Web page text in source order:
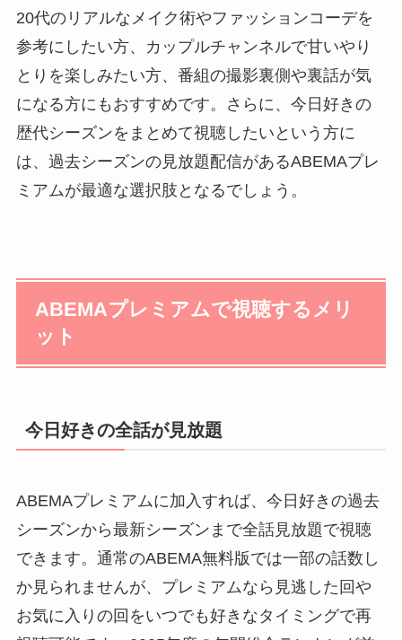
20代のリアルなメイク術やファッションコーデを
参考にしたい方、カップルチャンネルで甘いやり
とりを楽しみたい方、番組の撮影裏側や裏話が気
になる方にもおすすめです。さらに、今日好きの
歴代シーズンをまとめて視聴したいという方に
は、過去シーズンの見放題配信があるABEMAプレ
ミアムが最適な選択肢となるでしょう。
ABEMAプレミアムで視聴するメリ
ット
今日好きの全話が見放題
ABEMAプレミアムに加入すれば、今日好きの過去
シーズンから最新シーズンまで全話見放題で視聴
できます。通常のABEMA無料版では一部の話数し
か見られませんが、プレミアムなら見逃した回や
お気に入りの回をいつでも好きなタイミングで再